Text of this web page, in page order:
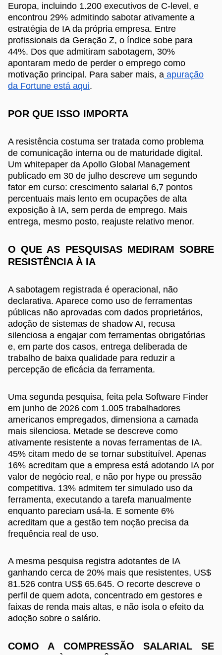
Europa, incluindo 1.200 executivos de C-level, e
encontrou 29% admitindo sabotar ativamente a
estratégia de IA da própria empresa. Entre
profissionais da Geração Z, o índice sobe para
44%. Dos que admitiram sabotagem, 30%
apontaram medo de perder o emprego como
motivação principal. Para saber mais, a apuração
da Fortune está aqui.
POR QUE ISSO IMPORTA
A resistência costuma ser tratada como problema
de comunicação interna ou de maturidade digital.
Um whitepaper da Apollo Global Management
publicado em 30 de julho descreve um segundo
fator em curso: crescimento salarial 6,7 pontos
percentuais mais lento em ocupações de alta
exposição à IA, sem perda de emprego. Mais
entrega, mesmo posto, reajuste relativo menor.
O QUE AS PESQUISAS MEDIRAM SOBRE
RESISTÊNCIA À IA
A sabotagem registrada é operacional, não
declarativa. Aparece como uso de ferramentas
públicas não aprovadas com dados proprietários,
adoção de sistemas de shadow AI, recusa
silenciosa a engajar com ferramentas obrigatórias
e, em parte dos casos, entrega deliberada de
trabalho de baixa qualidade para reduzir a
percepção de eficácia da ferramenta.
Uma segunda pesquisa, feita pela Software Finder
em junho de 2026 com 1.005 trabalhadores
americanos empregados, dimensiona a camada
mais silenciosa. Metade se descreve como
ativamente resistente a novas ferramentas de IA.
45% citam medo de se tornar substituível. Apenas
16% acreditam que a empresa está adotando IA por
valor de negócio real, e não por hype ou pressão
competitiva. 13% admitem ter simulado uso da
ferramenta, executando a tarefa manualmente
enquanto pareciam usá-la. E somente 6%
acreditam que a gestão tem noção precisa da
frequência real de uso.
A mesma pesquisa registra adotantes de IA
ganhando cerca de 20% mais que resistentes, US$
81.526 contra US$ 65.645. O recorte descreve o
perfil de quem adota, concentrado em gestores e
faixas de renda mais altas, e não isola o efeito da
adoção sobre o salário.
COMO A COMPRESSÃO SALARIAL SE